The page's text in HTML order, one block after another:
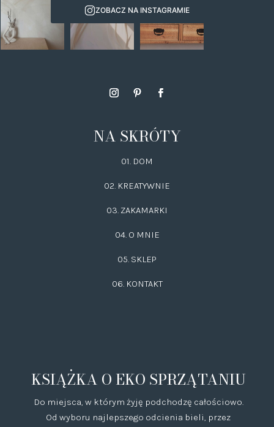
ZOBACZ NA INSTAGRAMIE
NA SKRÓTY
01. DOM
02. KREATYWNIE
03. ZAKAMARKI
04. O MNIE
05. SKLEP
06. KONTAKT
KSIĄŻKA O EKO SPRZĄTANIU
Do miejsca, w którym żyję podchodzę całościowo.
Od wyboru najlepszego odcienia bieli, przez